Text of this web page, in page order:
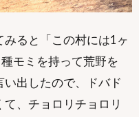
ると「この村には1ヶ
モミを持って荒野を
出したので、ドバド
、チョロリチョロリ